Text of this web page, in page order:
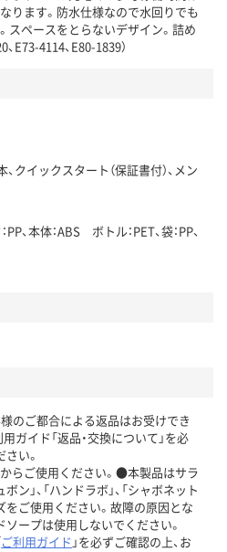
ります。防水仕様なので水回りでも
スペースをとらないデザイン。詰め
E73-4114、E80-1839）
クイックスタート（保証書付）、メン
、本体：ABS ボトル：PET、袋：PP、
様のご都合による返品はお受けでき
ガイド「返品・交換について」を必
い。
らご使用ください。●本製品はサラ
」、「ハンドラボ」、「シャボネット
をご使用ください。故障の原因とな
ソープは使用しないでください。
ご利用ガイド 」を必ずご確認の上、お